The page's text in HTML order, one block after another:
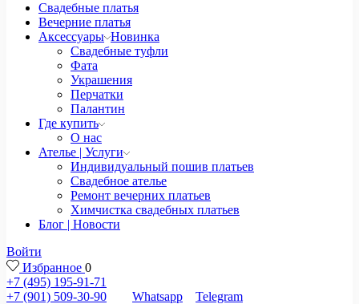
Свадебные платья
Вечерние платья
Аксессуары Новинка
Свадебные туфли
Фата
Украшения
Перчатки
Палантин
Где купить
О нас
Ателье | Услуги
Индивидуальный пошив платьев
Свадебное ателье
Ремонт вечерних платьев
Химчистка свадебных платьев
Блог | Новости
Войти
Избранное 0
+7 (495) 195-91-71
+7 (901) 509-30-90
Whatsapp Telegram